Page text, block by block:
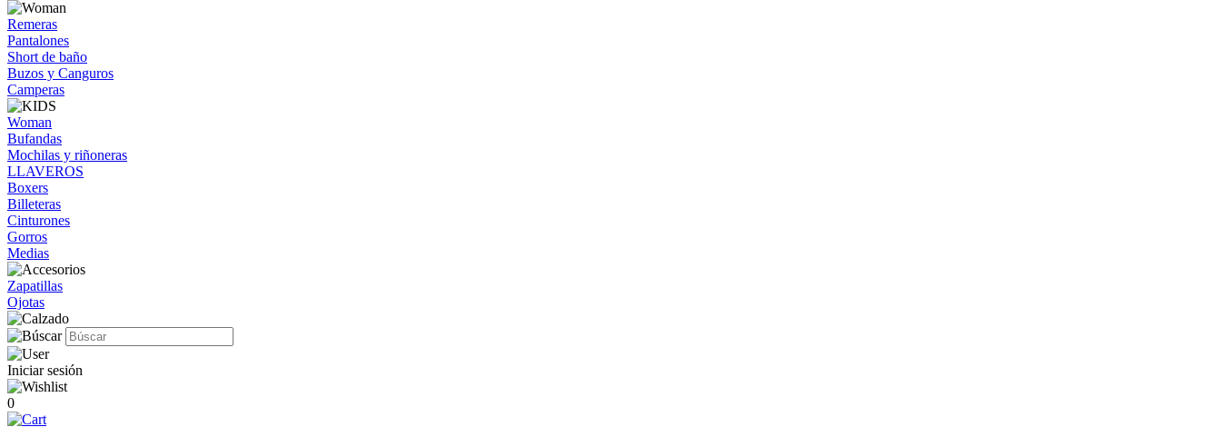
Remeras
Pantalones
Short de baño
Buzos y Canguros
Camperas
Woman
Bufandas
Mochilas y riñoneras
LLAVEROS
Boxers
Billeteras
Cinturones
Gorros
Medias
Zapatillas
Ojotas
Iniciar sesión
0